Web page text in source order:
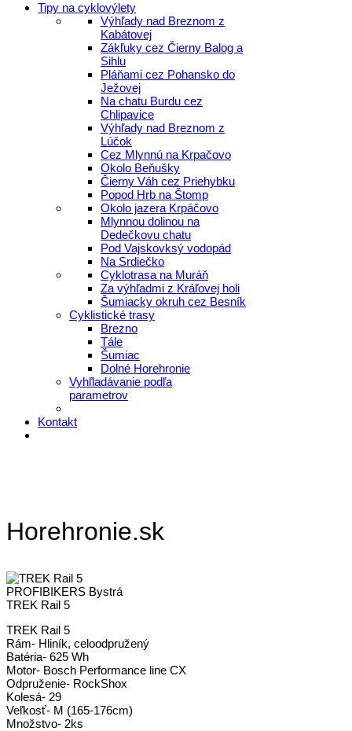
Tipy na cyklovýlety
Výhľady nad Breznom z
Kabátovej
Zákľuky cez Čierny Balog a
Sihlu
Pláňami cez Pohansko do
Ježovej
Na chatu Burdu cez
Chlipavice
Výhľady nad Breznom z
Lúčok
Cez Mlynnú na Krpačovo
Okolo Beňušky
Čierny Váh cez Priehybku
Popod Hrb na Štomp
Okolo jazera Krpáčovo
Mlynnou dolinou na
Dedečkovu chatu
Pod Vajskovksý vodopád
Na Srdiečko
Cyklotrasa na Muráň
Za výhľadmi z Kráľovej holi
Šumiacky okruh cez Besník
Cyklistické trasy
Brezno
Tále
Šumiac
Dolné Horehronie
Vyhľladávanie podľa
parametrov
Kontakt
Horehronie.sk
PROFIBIKERS Bystrá
TREK Rail 5
TREK Rail 5
Rám- Hliník, celoodpružený
Batéria- 625 Wh
Motor- Bosch Performance line CX
Odpruženie- RockShox
Kolesá- 29
Veľkosť- M (165-176cm)
Množstvo- 2ks